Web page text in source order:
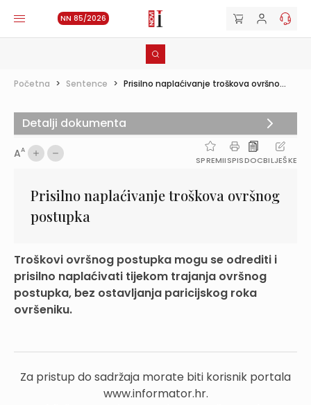
NN 85/2026
Početna > Sentence > Prisilno naplaćivanje troškova ovršno...
AA
SPREMIISPISDOCBILJEŠKE
Prisilno naplaćivanje troškova ovršnog
postupka
Troškovi ovršnog postupka mogu se odrediti i
prisilno naplaćivati tijekom trajanja ovršnog
postupka, bez ostavljanja paricijskog roka
ovršeniku.
Za pristup do sadržaja morate biti korisnik portala
www.informator.hr.
Detalji dokumenta